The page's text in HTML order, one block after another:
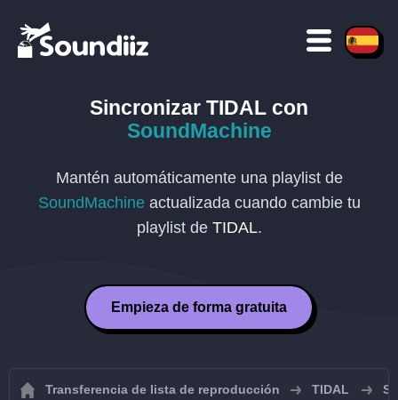
Sincronizar TIDAL con
SoundMachine
Mantén automáticamente una playlist de
SoundMachine actualizada cuando cambie tu
playlist de TIDAL.
Empieza de forma gratuita
Transferencia de lista de reproducción TIDAL